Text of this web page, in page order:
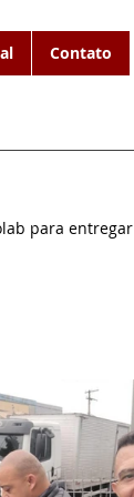
Contato
para entregar